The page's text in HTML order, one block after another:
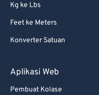
Kg ke Lbs
Feet ke Meters
Konverter Satuan
Aplikasi Web
Pembuat Kolase